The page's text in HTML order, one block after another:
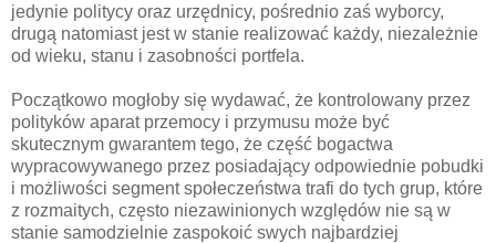
jedynie politycy oraz urzędnicy, pośrednio zaś wyborcy,
drugą natomiast jest w stanie realizować każdy, niezależnie
od wieku, stanu i zasobności portfela.
Początkowo mogłoby się wydawać, że kontrolowany przez
polityków aparat przemocy i przymusu może być
skutecznym gwarantem tego, że część bogactwa
wypracowywanego przez posiadający odpowiednie pobudki
i możliwości segment społeczeństwa trafi do tych grup, które
z rozmaitych, często niezawinionych względów nie są w
stanie samodzielnie zaspokoić swych najbardziej